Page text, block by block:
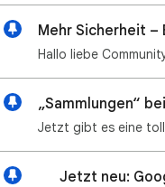
Mehr Sicherheit –
„Sammlungen“
📢 Jetzt neu: